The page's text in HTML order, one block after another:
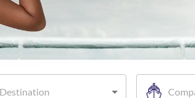
Destination